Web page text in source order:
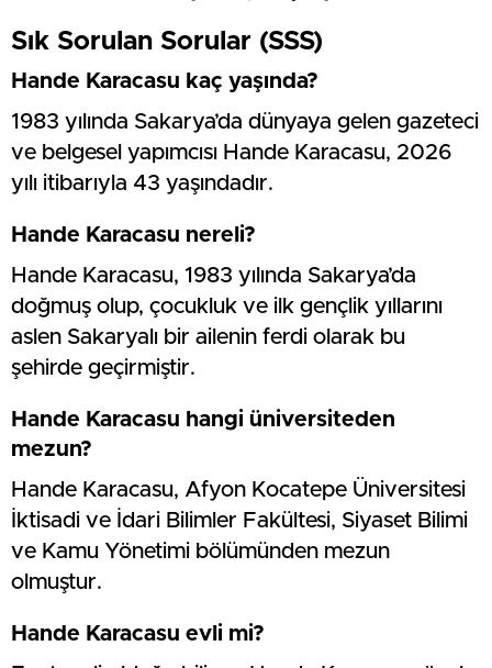
Sık Sorulan Sorular (SSS)
Hande Karacasu kaç yaşında?
1983 yılında Sakarya’da dünyaya gelen gazeteci
ve belgesel yapımcısı Hande Karacasu, 2026
yılı itibarıyla 43 yaşındadır.
Hande Karacasu nereli?
Hande Karacasu, 1983 yılında Sakarya’da
doğmuş olup, çocukluk ve ilk gençlik yıllarını
aslen Sakaryalı bir ailenin ferdi olarak bu
şehirde geçirmiştir.
Hande Karacasu hangi üniversiteden
mezun?
Hande Karacasu, Afyon Kocatepe Üniversitesi
İktisadi ve İdari Bilimler Fakültesi, Siyaset Bilimi
ve Kamu Yönetimi bölümünden mezun
olmuştur.
Hande Karacasu evli mi?